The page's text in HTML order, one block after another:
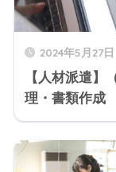
2024年5月27日
【人材派遣】
理・書類作成